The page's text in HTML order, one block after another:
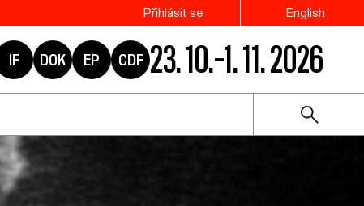
Přihlásit se English
IF DOK EP CDF 23. 10.–1. 11. 2026